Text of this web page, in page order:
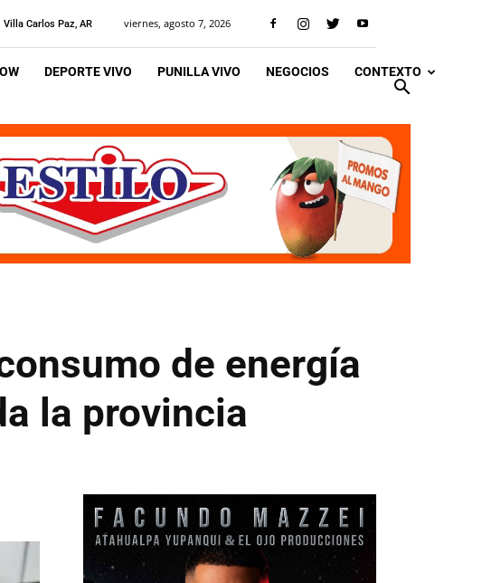
Villa Carlos Paz, AR viernes, agosto 7, 2026
DEPORTE VIVO PUNILLA VIVO NEGOCIOS CONTEXTO
de energía
la provincia